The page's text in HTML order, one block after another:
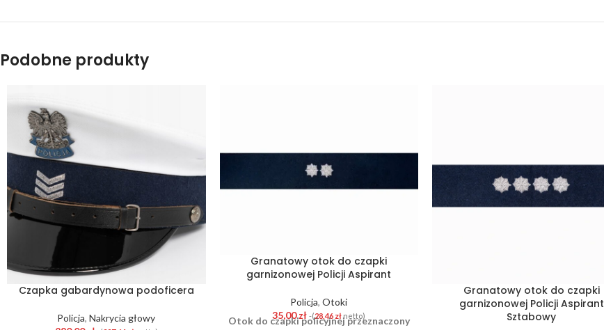
Podobne produkty
Czapka gabardynowa podoficera
Policja,Nakrycia głowy
Granatowy otok do czapki
garnizonowej Policji Aspirant
Policja,Otoki
35,00zł -(28,46 złnetto)
Otok do czapki policyjnej przeznaczony
Granatowy otok do czapki
garnizonowej Policji Aspirant
Sztabowy